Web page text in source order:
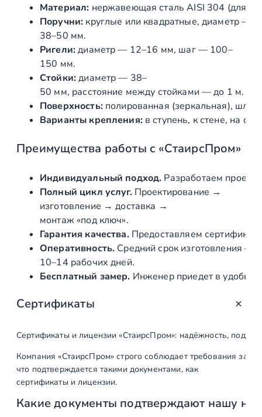
Материал: нержавеющая сталь AISI 304 (для
Поручни: круглые или квадратные, диаметр—
38–50 мм.
Ригели:диаметр— 12–16 мм, шаг— 100–
150 мм.
Стойки:диаметр— 38–
50 мм, расстояние между стойками — до 1 м.
Поверхность:полированная (зеркальная),
Варианты крепления:в ступень, кстене, на
Преимущества работы с «СтаирсПром»
Индивидуальный подход. Разработаем проект
Полный цикл услуг.Проектирование →
изготовление → доставка →
монтаж«подключ».
Гарантия качества.Предоставляем
Оперативность. Средний срокизготовления —
10–14 рабочих дней.
Бесплатный замер. Инженерприедетв удобное
Сертификаты
Сертификаты и лицензии «СтаирсПром»: надёжность,
Компания «СтаирсПром» строго соблюдает требования
что подтверждается такими документами, как
сертификаты и лицензии.
Какие документы подтверждают нашу